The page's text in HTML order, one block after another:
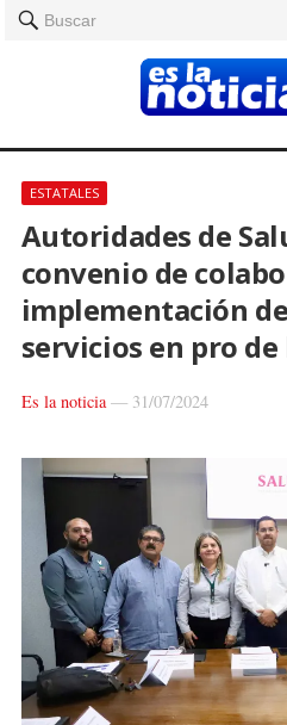
Buscar
ESTATALES
Autoridades de
convenio de
implementación
servicios en pro
Es la noticia— 31/07/2024